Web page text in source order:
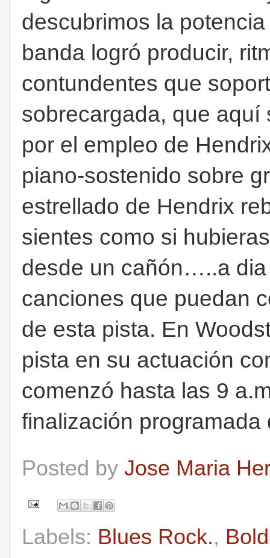
descubrimos la
banda logró producir,
contundentes que
sobrecargada, que
por el empleo de
piano-sostenido sobre
estrellado de Hendrix
sientes como si
desde un cañón…..a
canciones que puedan
de esta pista. En
pista en su actuación
comenzó hasta las 9
finalización programada
Posted by Jose Maria
Labels: Blues Rock.,